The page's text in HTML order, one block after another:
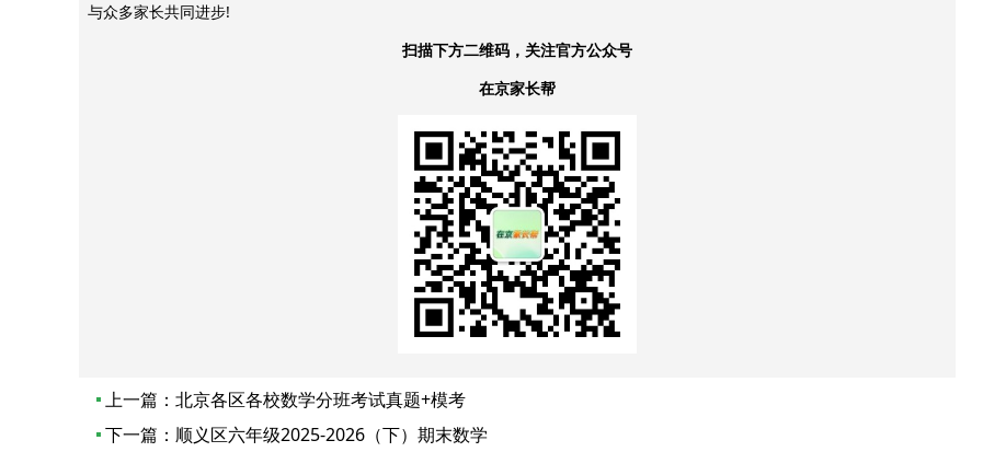
与众多家长共同进步!
扫描下方二维码，关注官方公众号
在京家长帮
上一篇： 北京各区各校数学分班考试真题+模考
下一篇： 顺义区六年级2025-2026（下）期末数学